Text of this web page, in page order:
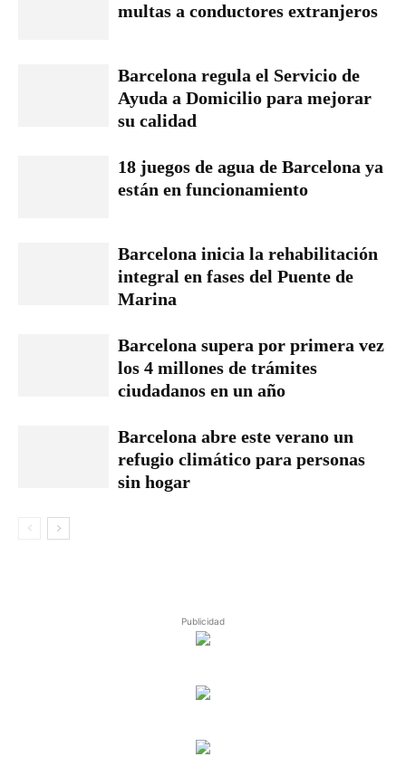
multas a conductores extranjeros
Barcelona regula el Servicio de
Ayuda a Domicilio para mejorar
su calidad
18 juegos de agua de Barcelona ya
están en funcionamiento
Barcelona inicia la rehabilitación
integral en fases del Puente de
Marina
Barcelona supera por primera vez
los 4 millones de trámites
ciudadanos en un año
Barcelona abre este verano un
refugio climático para personas
sin hogar
Publicidad